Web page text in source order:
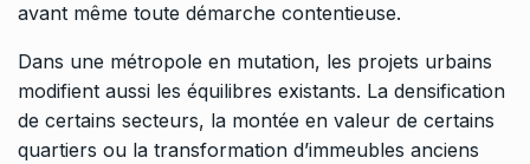
avant même toute démarche contentieuse.
Dans une métropole en mutation, les projets urbains
modifient aussi les équilibres existants. La densification
de certains secteurs, la montée en valeur de certains
quartiers ou la transformation d’immeubles anciens